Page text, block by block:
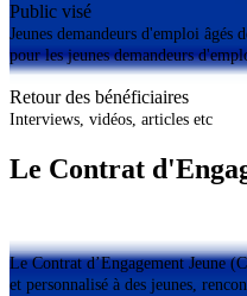
Public visé
Jeunes demandeurs d'emploi âgés
pour les jeunes demandeurs
Retour des bénéficiaires
Interviews, vidéos, articles etc
Le Contrat
Le Contrat d’Engagement Jeune
et personnalisé à des jeunes,